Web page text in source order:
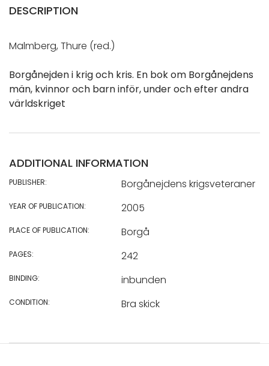
DESCRIPTION
Malmberg, Thure (red.)
Borgånejden i krig och kris. En bok om Borgånejdens
män, kvinnor och barn inför, under och efter andra
världskriget
ADDITIONAL INFORMATION
PUBLISHER: Borgånejdens krigsveteraner
YEAR OF PUBLICATION: 2005
PLACE OF PUBLICATION: Borgå
PAGES: 242
BINDING: inbunden
CONDITION: Bra skick